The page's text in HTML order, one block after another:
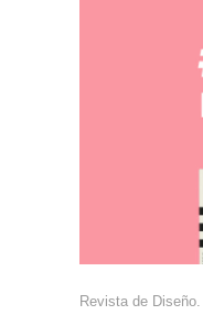
Revista de